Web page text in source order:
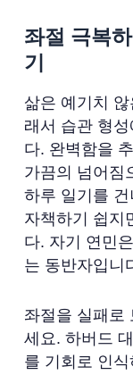
좌절 극복
기
삶은 예기치
래서 습관 형
다. 완벽함을
가끔의 넘어짐
하루 일기를
자책하기 쉽지
다. 자기 연민
는 동반자입니
좌절을 실패로
세요. 하버드
를 기회로 인